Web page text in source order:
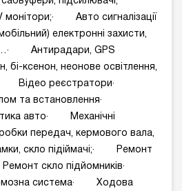
монітори;· Авто сигналізації
електронні захисти,
Антирадари, GPS
бі-ксенон, неонове освітлення,
Відео реєстратори·
та встановлення·
авто· Механічні
передач, кермового вала,
скло підіймачі;· Ремонт
скло підйомників·
система· Ходова